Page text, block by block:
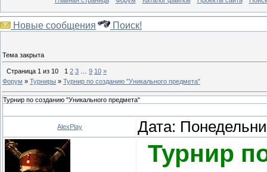
Новые сообщения Поиск!
Тема закрыта
Страница 1 из 10 1 2 3 9 10 »
Форум » Турниры » Турнир по созданию "Уникального предмета"
Турнир по созданию "Уникального предмета"
AlexPlay Дата:
Турнир